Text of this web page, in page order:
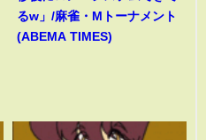
るw」/麻雀・Mトーナメント
(ABEMA TIMES)